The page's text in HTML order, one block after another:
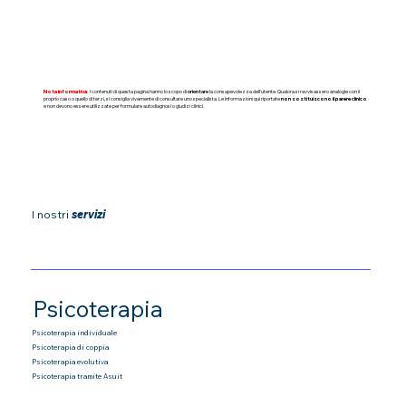
Nota informativa:I contenuti di questa pagina hanno lo scopo diorientarela consapevolezza dell'utente. Qualora si ravvisassero analogie con il
proprio caso o quello di terzi, si consiglia vivamente di consultare uno specialista. Le informazioni qui riportatenon sostituiscono il parere clinico
e non devono essere utilizzate per formulare autodiagnosi o giudizi clinici.
I nostriservizi
Psicoterapia
Psicoterapia individuale
Psicoterapia di coppia
Psicoterapia evolutiva
Psicoterapia tramite Asuit